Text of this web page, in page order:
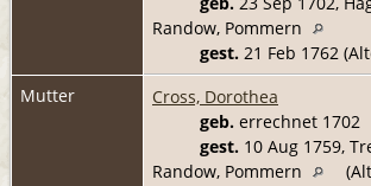
Randow, Pommern
gest. 21 Feb 1762
Mutter
Cross, Dorothea
geb. errechnet 1702
gest. 10 Aug 1759,
Randow, Pommern